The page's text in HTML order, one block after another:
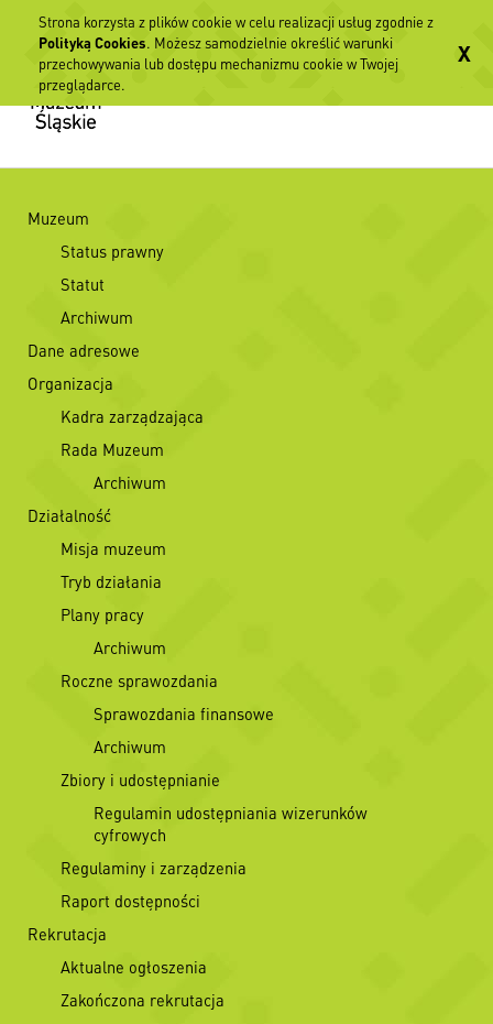
Muzeum
Status prawny
Statut
Archiwum
Dane adresowe
Organizacja
Kadra zarządzająca
Rada Muzeum
Archiwum
Działalność
Misja muzeum
Tryb działania
Plany pracy
Archiwum
Roczne sprawozdania
Sprawozdania finansowe
Archiwum
Zbiory i udostępnianie
Regulamin udostępniania wizerunków
cyfrowych
Regulaminy i zarządzenia
Raport dostępności
Rekrutacja
Aktualne ogłoszenia
Zakończona rekrutacja
Strona korzysta z plików cookie w celu realizacji usług zgodnie z
Polityką Cookies. Możesz samodzielnie określić warunki
przechowywania lub dostępu mechanizmu cookie w Twojej
przeglądarce.
X